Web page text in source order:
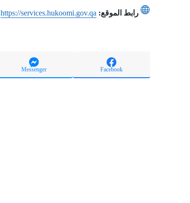
رابط الموقع: https://services.hukoomi.gov.qa
Facebook
Messenger